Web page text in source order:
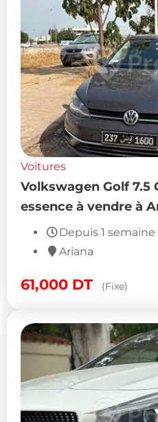
Voitures
Volkswagen Golf 7.5
essence à vendre à
Depuis 1 semaine
Ariana
61,000 DT (Fixe)